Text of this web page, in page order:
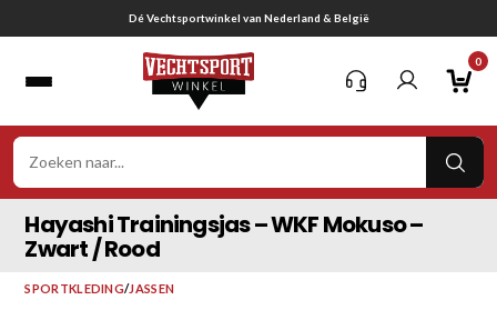
naar
Gratis verzending vanaf € 75,-
0
Hayashi Trainingsjas – WKF Mokuso –
Zwart / Rood
SPORTKLEDING/JASSEN